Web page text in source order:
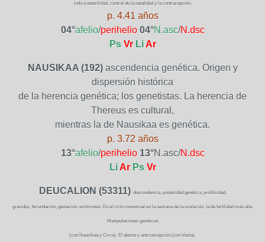
indica esterilidad, control de la natalidad y la contracepción.
p. 4.41 años
04°afelio/perihelio 04°N.asc/N.dsc
Ps Vr Li Ar
NAUSIKAA (192)ascendencia genética. Origen y
dispersión histórica
de la herencia genética; los genetistas. La herencia de
Thereus es cultural,
mientras la de Nausikaa es genética.
p. 3.72 años
13°afelio/perihelio 13°N.asc/N.dsc
Li Ar Ps Vr
DEUCALION (53311) descendencia, posteridad genética, prolificidad,
gravidez, fecundación, gestación, embriones. En el ciclo menstrual es la semana de la ovulación, la de fertilidad más alta.
Manipulaciones genéticas
(con Nausikaa y Circe). El aborto y anticoncepción (con Vesta).